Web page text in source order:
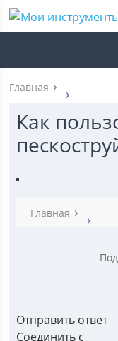
Главная
Как
Главная
Отправить ответ
Соединить с